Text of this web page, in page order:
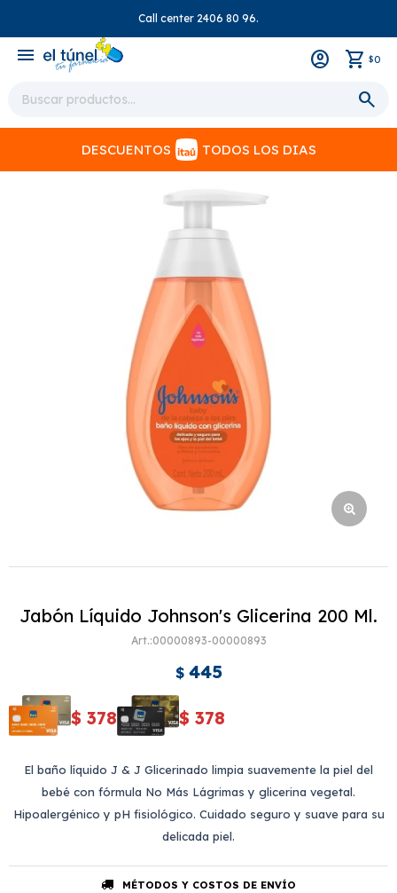
Call center 2406 80 96.
menu $0
DESCUENTOS TODOS LOS DIAS
Jabón Líquido Johnson's Glicerina 200 Ml.
00000893-00000893
$ 445
$ 378 $ 378
El baño líquido J & J Glicerinado limpia suavemente la piel del
bebé con fórmula No Más Lágrimas y glicerina vegetal.
Hipoalergénico y pH fisiológico. Cuidado seguro y suave para su
delicada piel.
MÉTODOS Y COSTOS DE ENVÍO
close